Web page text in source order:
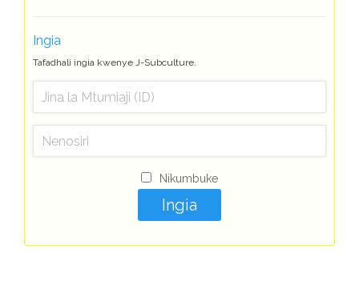
Ingia
Tafadhali ingia kwenye J-Subculture.
Nikumbuke